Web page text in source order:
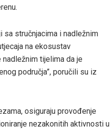
sa stručnjacima i nadležnim
na ekosustav
tijelima da je
područja”, poručili su iz
osiguraju provođenje
nezakonitih aktivnosti u